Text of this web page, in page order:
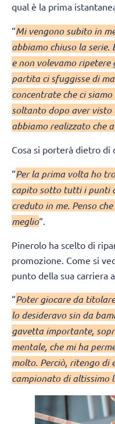
qual è la prima
“Mi vengono subito in
abbiamo chiuso la serie.
e non volevamo ripetere
partita ci sfuggisse di
concentrate che ci
soltanto dopo aver
abbiamo realizzato che
Cosa si porterà dietro di
“Per la prima volta ho
capito sotto tutti i punti
creduto in me. Penso
meglio“.
Pinerolo ha scelto di
promozione. Come si
punto della sua carriera
“Poter giocare da
lo desideravo sin da
gavetta importante,
mentale, che mi ha
molto. Perciò, ritengo di
campionato di altissimo